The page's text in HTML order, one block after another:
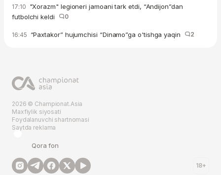
17:10 "Xorazm" legioneri jamoani tark etdi, “Andijon”dan
futbolchi keldi
0
16:45 “Paxtakor” hujumchisi “Dinamo”ga o'tishga yaqin 2
2026 © Championat.Asia
Maxfiylik siyosati
Foydalanuvchi shartnomasi
Saytda reklama
Qora fon
18+